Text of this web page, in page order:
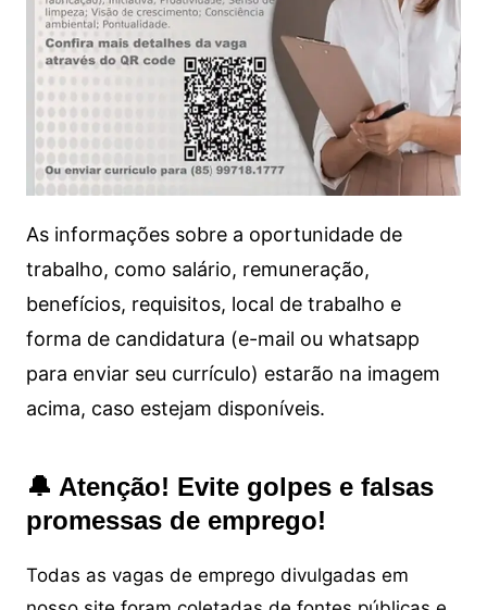
As informações sobre a oportunidade de
trabalho, como salário, remuneração,
benefícios, requisitos, local de trabalho e
forma de candidatura (e-mail ou whatsapp
para enviar seu currículo) estarão na imagem
acima, caso estejam disponíveis.
🔔 Atenção! Evite golpes e falsas
promessas de emprego!
Todas as vagas de emprego divulgadas em